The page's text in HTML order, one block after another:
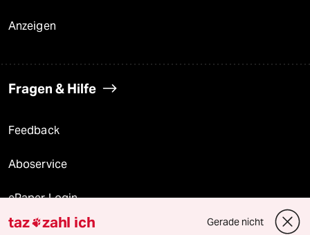
Anzeigen
Fragen & Hilfe
Feedback
Aboservice
ePaper Login
Downloads für Abonnierende
taz zahl ich Gerade nicht